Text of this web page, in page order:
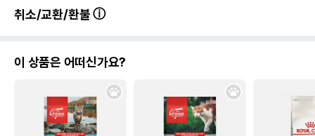
취소/교환/환불
이 상품은 어떠신가요?